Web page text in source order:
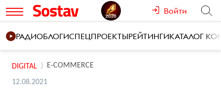
Войти
РАДИОБЛОГИСПЕЦПРОЕКТЫРЕЙТИНГИКАТАЛОГ
DIGITAL E-COMMERCE
12.08.2021